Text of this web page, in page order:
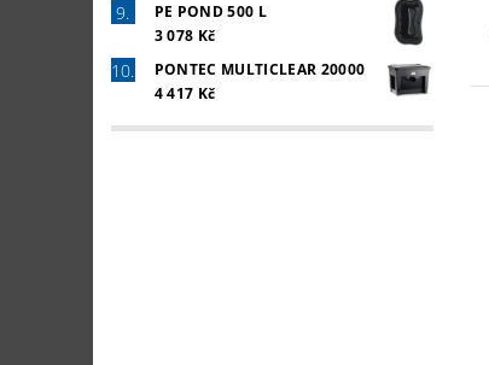
PE POND 500 L
3 078 Kč
PONTEC MULTICLEAR 20000
4 417 Kč